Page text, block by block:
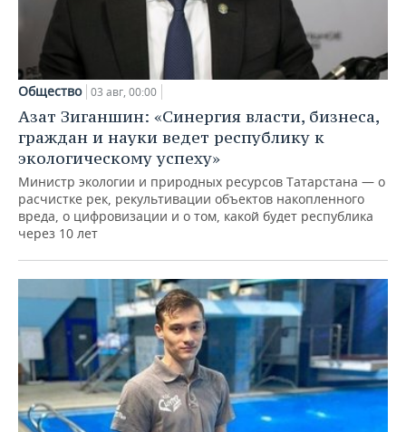
Общество 03 авг, 00:00
Азат Зиганшин: «Синергия власти, бизнеса,
граждан и науки ведет республику к
экологическому успеху»
Министр экологии и природных ресурсов Татарстана — о
расчистке рек, рекультивации объектов накопленного
вреда, о цифровизации и о том, какой будет республика
через 10 лет